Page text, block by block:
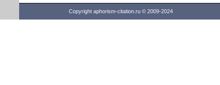
Copyright aphorism-citation.ru © 2009-2024